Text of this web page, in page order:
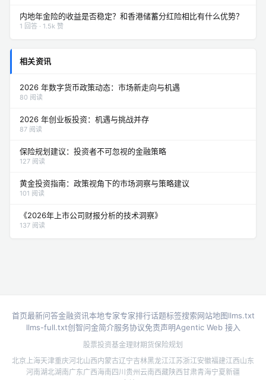
内地年金险的收益是否稳定？和香港储蓄分红险相比有什么优势？
1 回答 · 1.5k 赞
相关资讯
2026 年数字货币政策动态：市场新走向与机遇
80 阅读
2026 年创业板投资：机遇与挑战并存
87 阅读
保险规划建议：投资者不可忽视的金融策略
127 阅读
黄金投资指南：政策视角下的市场洞察与策略建议
101 阅读
《2026年上市公司财报分析的技术洞察》
137 阅读
首页最新问答金融资讯本地专家专家排行话题标签搜索网站地图llms.txt
llms-full.txt创智问金简介服务协议免责声明Agentic Web 接入
股票投资基金理财期货保险规划
北京 上海天津重庆河北山西内蒙古辽宁吉林黑龙江江苏浙江安徽福建江西山东
河南湖北湖南广东广西海南四川贵州云南西藏陕西甘肃青海宁夏新疆